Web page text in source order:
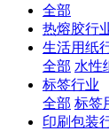
全部
热熔胶行
生活用纸
全部 水性
标签行业
全部 标签
印刷包装